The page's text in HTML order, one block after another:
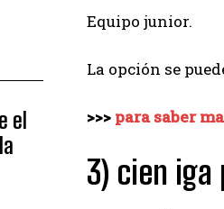
el
Equipo junior.
La opción se
>>> para saber
3) cien iga